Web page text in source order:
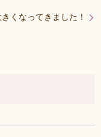
くなってきました！